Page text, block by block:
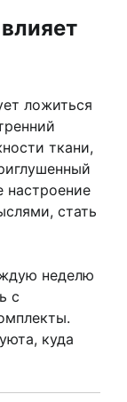
ложиться
ткани,
настроение
стать
неделю
с
куда